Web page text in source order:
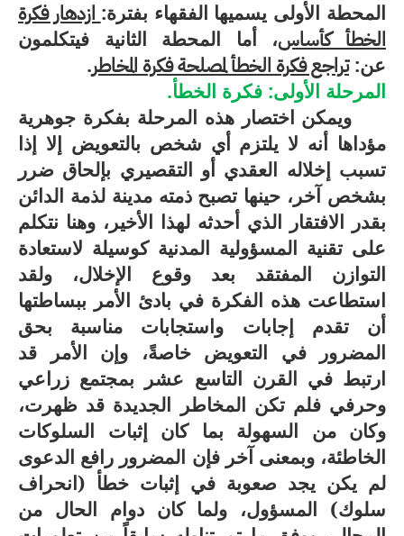
المحطة الأولى يسميها الفقهاء بفترة:ازدهار فكرة
الخطأ كأساس، أما المحطة الثانية فيتكلمون
عن:تراجع فكرة الخطأ لمصلحة فكرة المخاطر.
المرحلة الأولى: فكرة الخطأ.
ويمكن اختصار هذه المرحلة بفكرة جوهرية
مؤداها أنه لا يلتزم أي شخص بالتعويض إلا إذا
تسبب إخلاله العقدي أو التقصيري بإلحاق ضرر
بشخص آخر، حينها تصبح ذمته مدينة لذمة الدائن
بقدر الافتقار الذي أحدثه لهذا الأخير، وهنا نتكلم
على تقنية المسؤولية المدنية كوسيلة لاستعادة
التوازن المفتقد بعد وقوع الإخلال، ولقد
استطاعت هذه الفكرة في بادئ الأمر ببساطتها
أن تقدم إجابات واستجابات مناسبة بحق
المضرور في التعويض خاصةً، وإن الأمر قد
ارتبط في القرن التاسع عشر بمجتمع زراعي
وحرفي فلم تكن المخاطر الجديدة قد ظهرت،
وكان من السهولة بما كان إثبات السلوكات
الخاطئة، وبمعنى آخر فإن المضرور رافع الدعوى
لم يكن يجد صعوبة في إثبات خطأ (انحراف
سلوك) المسؤول، ولما كان دوام الحال من